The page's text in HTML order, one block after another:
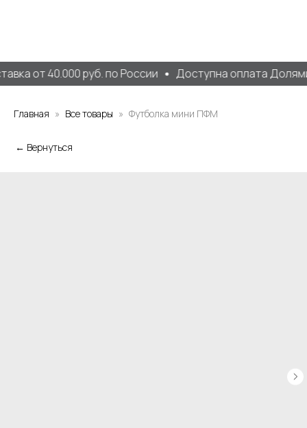
от 40.000 руб. по России Доступна оплата
Главная Все товары Футболка мини ПФМ
← Вернуться